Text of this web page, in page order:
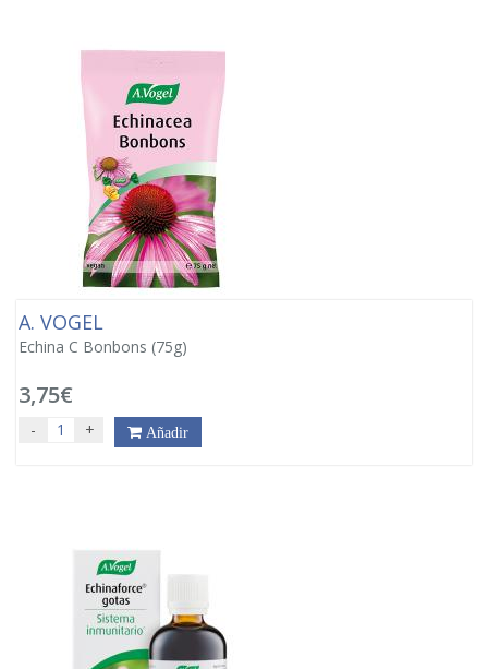
A. VOGEL
Echina C Bonbons (75g)
3,75€
- + Añadir